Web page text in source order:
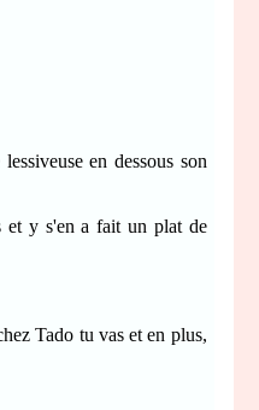
en dessous son
et y s'en a fait un plat de
Tado tu vas et en plus,